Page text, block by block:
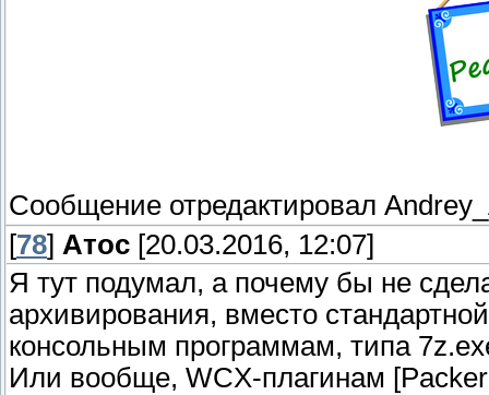
Сообщение отредактировал
[78] Атос [20.03.2016, 12:07]
Я тут подумал, а почему бы не
архивирования, вместо
консольным программам, типа
Или вообще, WCX-плагинам